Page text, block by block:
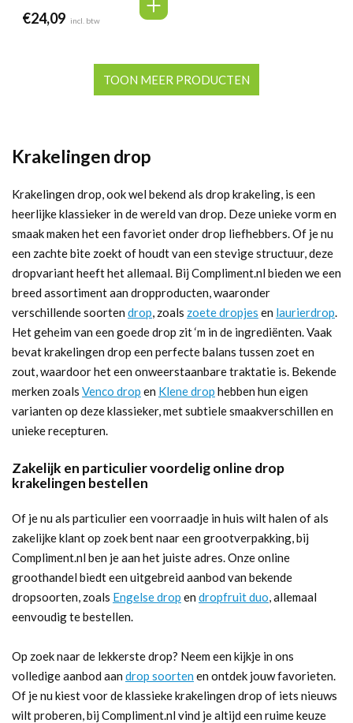
€24,09 incl. btw
TOON MEER PRODUCTEN
Krakelingen drop
Krakelingen drop, ook wel bekend als drop krakeling, is een
heerlijke klassieker in de wereld van drop. Deze unieke vorm en
smaak maken het een favoriet onder drop liefhebbers. Of je nu
een zachte bite zoekt of houdt van een stevige structuur, deze
dropvariant heeft het allemaal. Bij Compliment.nl bieden we een
breed assortiment aan dropproducten, waaronder
verschillende soorten drop, zoals zoete dropjes en laurierdrop.
Het geheim van een goede drop zit ‘m in de ingrediënten. Vaak
bevat krakelingen drop een perfecte balans tussen zoet en
zout, waardoor het een onweerstaanbare traktatie is. Bekende
merken zoals Venco drop en Klene drop hebben hun eigen
varianten op deze klassieker, met subtiele smaakverschillen en
unieke recepturen.
Zakelijk en particulier voordelig online drop
krakelingen bestellen
Of je nu als particulier een voorraadje in huis wilt halen of als
zakelijke klant op zoek bent naar een grootverpakking, bij
Compliment.nl ben je aan het juiste adres. Onze online
groothandel biedt een uitgebreid aanbod van bekende
dropsoorten, zoals Engelse drop en dropfruit duo, allemaal
eenvoudig te bestellen.
Op zoek naar de lekkerste drop? Neem een kijkje in ons
volledige aanbod aan drop soorten en ontdek jouw favorieten.
Of je nu kiest voor de klassieke krakelingen drop of iets nieuws
wilt proberen, bij Compliment.nl vind je altijd een ruime keuze